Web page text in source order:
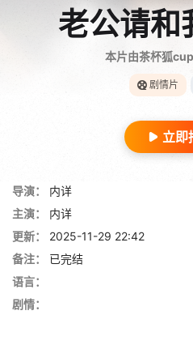
老公请和
本片由茶杯狐
剧情片
立即
导演：
内详
主演：
内详
更新：
2025-11-29 22:42
备注：
已完结
语言：
剧情：